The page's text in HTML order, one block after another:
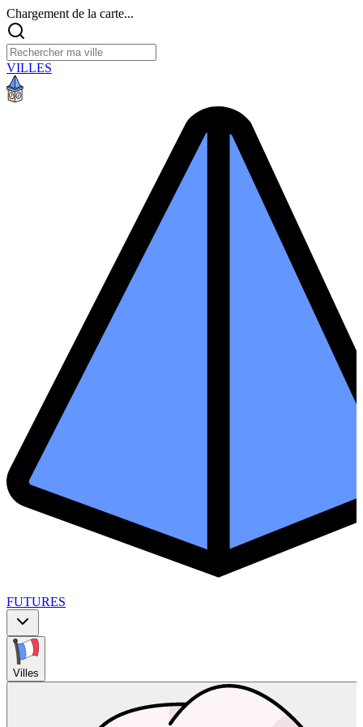
Chargement de la carte...
VILLES
FUTURES
Villes